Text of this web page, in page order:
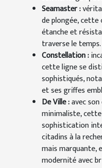
Seamaster :
de plongée,
étanche et
traverse le temps.
Constellation :
cette ligne se
sophistiqués,
et ses griffes
De Ville :avec
minimaliste,
sophistication
citadins à la
mais marquante,
modernité avec